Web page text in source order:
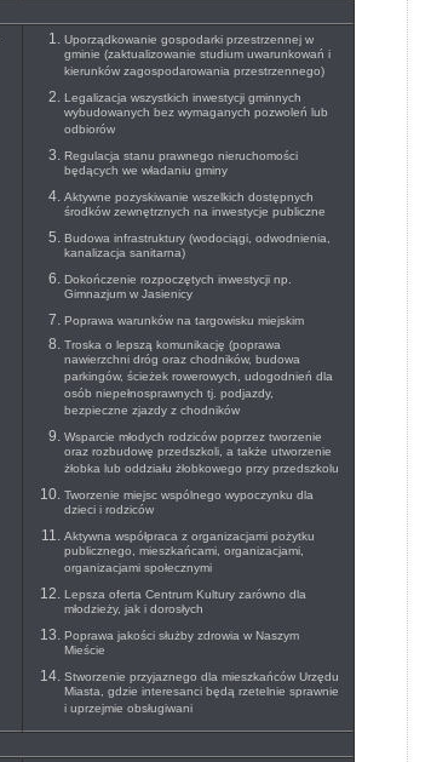
Uporządkowanie gospodarki przestrzennej w
gminie (zaktualizowanie studium uwarunkowań i
kierunków zagospodarowania przestrzennego)
Legalizacja wszystkich inwestycji gminnych
wybudowanych bez wymaganych pozwoleń lub
odbiorów
Regulacja stanu prawnego nieruchomości
będących we władaniu gminy
Aktywne pozyskiwanie wszelkich dostępnych
środków zewnętrznych na inwestycje publiczne
Budowa infrastruktury (wodociągi, odwodnienia,
kanalizacja sanitarna)
Dokończenie rozpoczętych inwestycji np.
Gimnazjum w Jasienicy
Poprawa warunków na targowisku miejskim
Troska o lepszą komunikację (poprawa
nawierzchni dróg oraz chodników, budowa
parkingów, ścieżek rowerowych, udogodnień dla
osób niepełnosprawnych tj. podjazdy,
bezpieczne zjazdy z chodników
Wsparcie młodych rodziców poprzez tworzenie
oraz rozbudowę przedszkoli, a także utworzenie
żłobka lub oddziału żłobkowego przy przedszkolu
Tworzenie miejsc wspólnego wypoczynku dla
dzieci i rodziców
Aktywna współpraca z organizacjami pożytku
publicznego, mieszkańcami, organizacjami,
organizacjami społecznymi
Lepsza oferta Centrum Kultury zarówno dla
młodzieży, jak i dorosłych
Poprawa jakości służby zdrowia w Naszym
Mieście
Stworzenie przyjaznego dla mieszkańców Urzędu
Miasta, gdzie interesanci będą rzetelnie sprawnie
i uprzejmie obsługiwani